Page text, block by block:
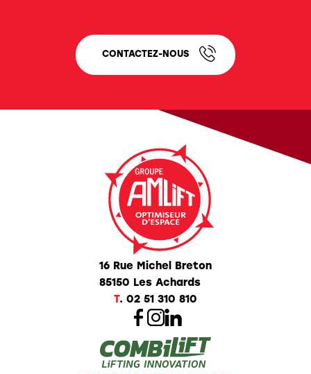
CONTACTEZ-NOUS
16 Rue Michel Breton
85150 Les Achards
T. 02 51 310 810